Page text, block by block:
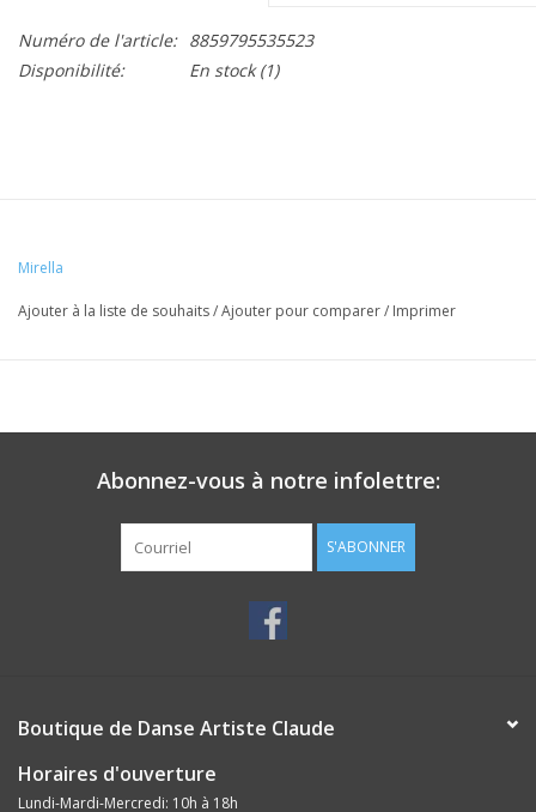
Numéro de l'article: 8859795535523
Disponibilité:
En stock(1)
Mirella
Ajouter à la liste de souhaits/Ajouter pour comparer/ Imprimer
Abonnez-vous à notre infolettre:
S'ABONNER
Boutique de Danse Artiste Claude
Horaires d'ouverture
Lundi-Mardi-Mercredi: 10h à 18h